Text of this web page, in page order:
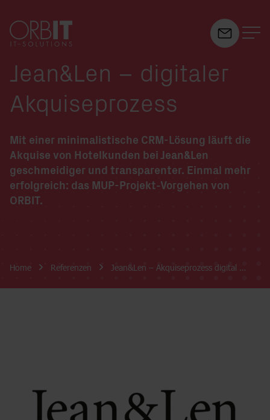
Suchfeld
Jean&Len – digitaler
Akquiseprozess
Mit einer minimalistische CRM-Lösung läuft die
Akquise von Hotelkunden bei Jean&Len
geschmeidiger und transparenter. Einmal mehr
erfolgreich: das MUP-Projekt-Vorgehen von
ORBIT.
Breadcrumb-Navigation
Home Referenzen Jean&Len – Akquiseprozess digital …